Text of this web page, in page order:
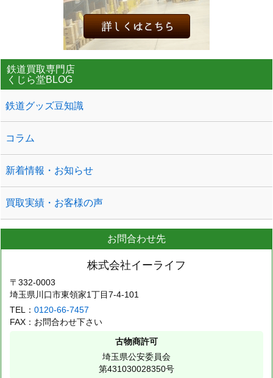
鉄道買取専門店
くじら堂BLOG
鉄道グッズ豆知識
コラム
新着情報・お知らせ
買取実績・お客様の声
お問合わせ先
株式会社イーライフ
〒332-0003
埼玉県川口市東領家1丁目7-4-101
TEL：0120-66-7457
FAX：お問合わせ下さい
古物商許可
埼玉県公安委員会
第431030028350号